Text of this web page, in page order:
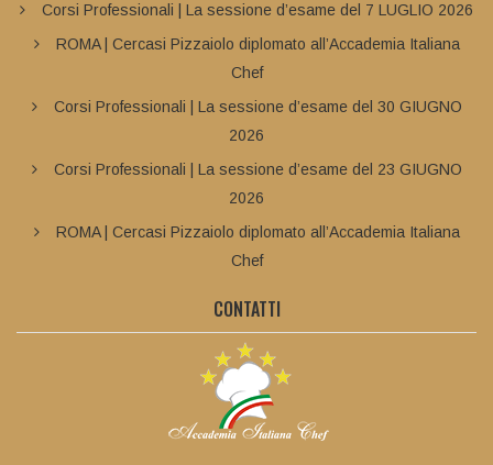
Corsi Professionali | La sessione d’esame del 7 LUGLIO 2026
ROMA | Cercasi Pizzaiolo diplomato all’Accademia Italiana
Chef
Corsi Professionali | La sessione d’esame del 30 GIUGNO
2026
Corsi Professionali | La sessione d’esame del 23 GIUGNO
2026
ROMA | Cercasi Pizzaiolo diplomato all’Accademia Italiana
Chef
CONTATTI